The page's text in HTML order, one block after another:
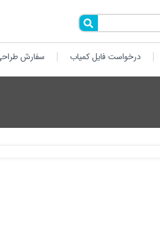
درخواست فایل کمیاب سفارش